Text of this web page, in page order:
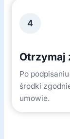
4
Otrzymaj
Po
środki
umowie.